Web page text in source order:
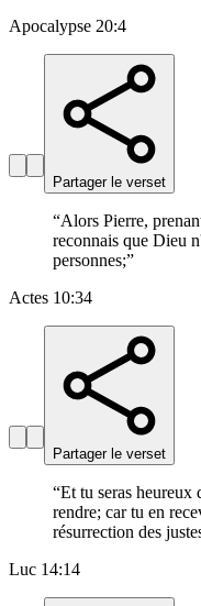
Apocalypse 20:4
Partager le verset
“Alors Pierre,
reconnais que Dieu
personnes;”
Actes 10:34
Partager le verset
“Et tu seras heureux
rendre; car tu en
résurrection des
Luc 14:14